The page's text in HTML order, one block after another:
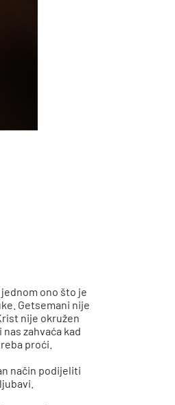
ono što je
Getsemani nije
nije okružen
zahvaća kad
proći.
način podijeliti